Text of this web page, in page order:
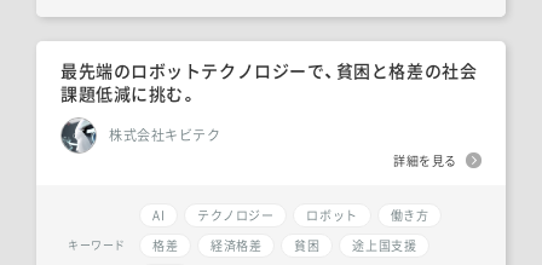
最先端のロボットテクノロジーで、貧困と格差の社会
課題低減に挑む。
株式会社キビテク
詳細を見る
キーワード
AI テクノロジー ロボット
働き方
格差
経済格差 貧困
途上国支援